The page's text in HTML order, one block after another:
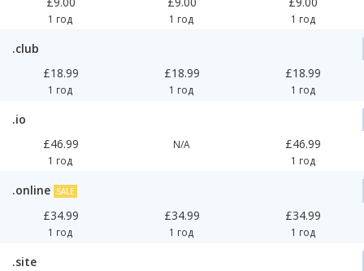
1 год 1 год 1 год
.club
£18.99
1 год
£18.99
1 год
£18.99
1 год
.io
£46.99
1 год
N/A £46.99
1 год
.online SALE
£34.99
1 год
£34.99
1 год
£34.99
1 год
.site